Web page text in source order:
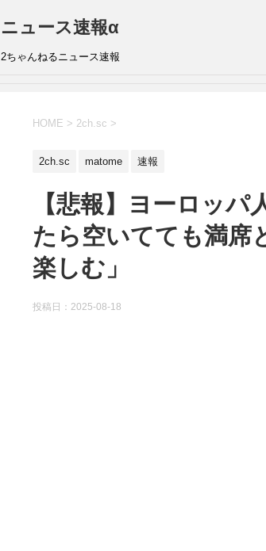
ニュース速報α
2ちゃんねるニュース速報
HOME > 2ch.sc >
2ch.sc matome 速報
【悲報】ヨーロッ
たら空いてても満席
楽しむ」
投稿日： 2025-08-18